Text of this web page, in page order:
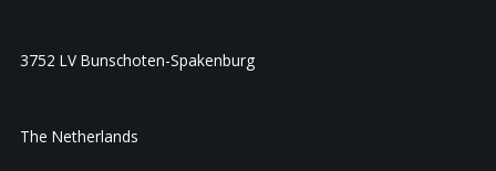
3752 LV Bunschoten-Spakenburg
The Netherlands